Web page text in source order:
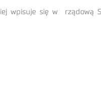
wpisuje się w rządową